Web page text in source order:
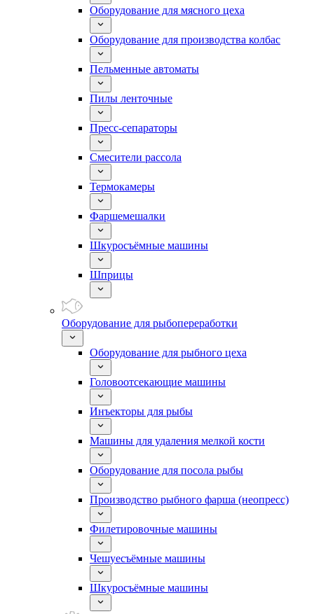
Оборудование для мясного цеха
Оборудование для производства колбас
Пельменные автоматы
Пилы ленточные
Пресс-сепараторы
Смесители рассола
Термокамеры
Фаршемешалки
Шкуросъёмные машины
Шприцы
Оборудование для рыбопереработки
Оборудование для рыбного цеха
Головоотсекающие машины
Инъекторы для рыбы
Машины для удаления мелкой кости
Оборудование для посола рыбы
Производство рыбного фарша (неопресс)
Филетировочные машины
Чешуесъёмные машины
Шкуросъёмные машины